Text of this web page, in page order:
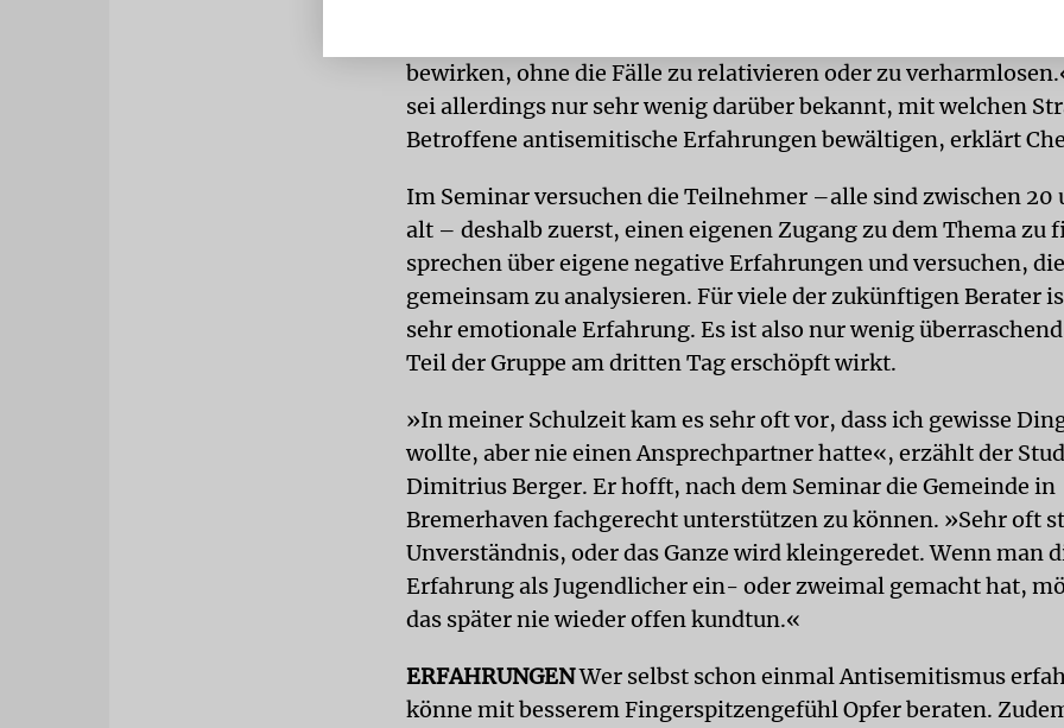
bewirken, ohne die Fälle zu relativieren oder zu
sei allerdings nur sehr wenig darüber bekannt, mit welchen
Betroffene antisemitische Erfahrungen bewältigen, erklärt
Im Seminar versuchen die Teilnehmer –alle sind zwischen 20
alt – deshalb zuerst, einen eigenen Zugang zu dem Thema zu
sprechen über eigene negative Erfahrungen und versuchen,
gemeinsam zu analysieren. Für viele der zukünftigen Berater
sehr emotionale Erfahrung. Es ist also nur wenig
Teil der Gruppe am dritten Tag erschöpft wirkt.
»In meiner Schulzeit kam es sehr oft vor, dass ich gewisse
wollte, aber nie einen Ansprechpartner hatte«, erzählt der
Dimitrius Berger. Er hofft, nach dem Seminar die Gemeinde in
Bremerhaven fachgerecht unterstützen zu können. »Sehr oft
Unverständnis, oder das Ganze wird kleingeredet. Wenn man
Erfahrung als Jugendlicher ein- oder zweimal gemacht hat,
das später nie wieder offen kundtun.«
ERFAHRUNGENWer selbst schon einmal Antisemitismus
könne mit besserem Fingerspitzengefühl Opfer beraten.